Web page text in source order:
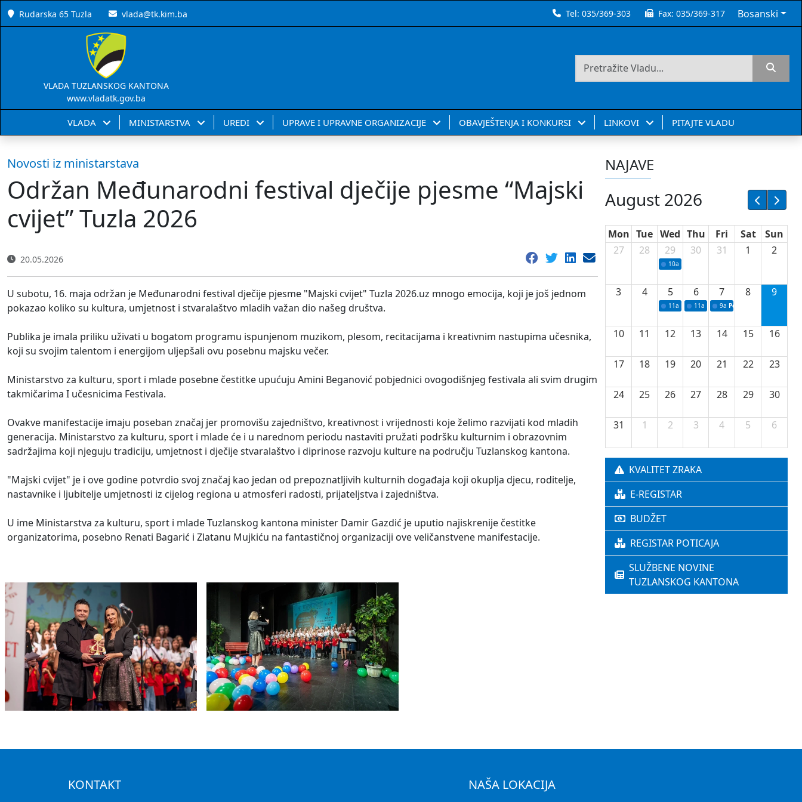
Rudarska 65 Tuzla vlada@tk.kim.ba Tel:035/369-303 Fax:035/369-317 Bosanski
VLADA TUZLANSKOG KANTONA
www.vladatk.gov.ba
VLADA MINISTARSTVA UREDI UPRAVE I UPRAVNE ORGANIZACIJE OBAVJEŠTENJA I KONKURSI LINKOVI PITAJTE VLADU
Novosti iz ministarstava
Održan Međunarodni festival dječije pjesme “Majski
cvijet” Tuzla 2026
20.05.2026
U subotu, 16. maja održan je Međunarodni festival dječije pjesme "Majski cvijet" Tuzla 2026.uz mnogo emocija, koji je još jednom
pokazao koliko su kultura, umjetnost i stvaralaštvo mladih važan dio našeg društva.
Publika je imala priliku uživati u bogatom programu ispunjenom muzikom, plesom, recitacijama i kreativnim nastupima učesnika,
koji su svojim talentom i energijom uljepšali ovu posebnu majsku večer.
Ministarstvo za kulturu, sport i mlade posebne čestitke upućuju Amini Beganović pobjednici ovogodišnjeg festivala ali svim drugim
takmičarima I učesnicima Festivala.
Ovakve manifestacije imaju poseban značaj jer promovišu zajedništvo, kreativnost i vrijednosti koje želimo razvijati kod mladih
generacija. Ministarstvo za kulturu, sport i mlade će i u narednom periodu nastaviti pružati podršku kulturnim i obrazovnim
sadržajima koji njeguju tradiciju, umjetnost i dječije stvaralaštvo i diprinose razvoju kulture na području Tuzlanskog kantona.
"Majski cvijet" je i ove godine potvrdio svoj značaj kao jedan od prepoznatljivih kulturnih događaja koji okuplja djecu, roditelje,
nastavnike i ljubitelje umjetnosti iz cijelog regiona u atmosferi radosti, prijateljstva i zajedništva.
U ime Ministarstva za kulturu, sport i mlade Tuzlanskog kantona minister Damir Gazdić je uputio najiskrenije čestitke
organizatorima, posebno Renati Bagarić i Zlatanu Mujkiću na fantastičnoj organizaciji ove veličanstvene manifestacije.
NAJAVE
August 2026
Mon Tue Wed Thu Fri Sat
Sun
27
28 29
10a Potpisivanje ugovora sa neprofitnim
30 31 1 2
3 4 5
11a Potpisivanje ugovora o stipendijama
6
11a Podrška razvoju vodne
7
9a Početak izgradnje nove
8 9
10 11 12 13 14 15 16
17 18 19 20 21 22 23
24 25 26 27 28 29 30
31 1 2 3 4 5 6
KVALITET ZRAKA
E-REGISTAR
BUDŽET
REGISTAR POTICAJA
SLUŽBENE NOVINE
TUZLANSKOG KANTONA
KONTAKT NAŠA LOKACIJA